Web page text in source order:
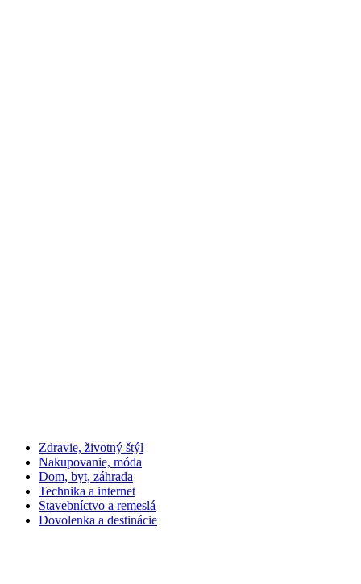
Zdravie, životný štýl
Nakupovanie, móda
Dom, byt, záhrada
Technika a internet
Stavebníctvo a remeslá
Dovolenka a destinácie